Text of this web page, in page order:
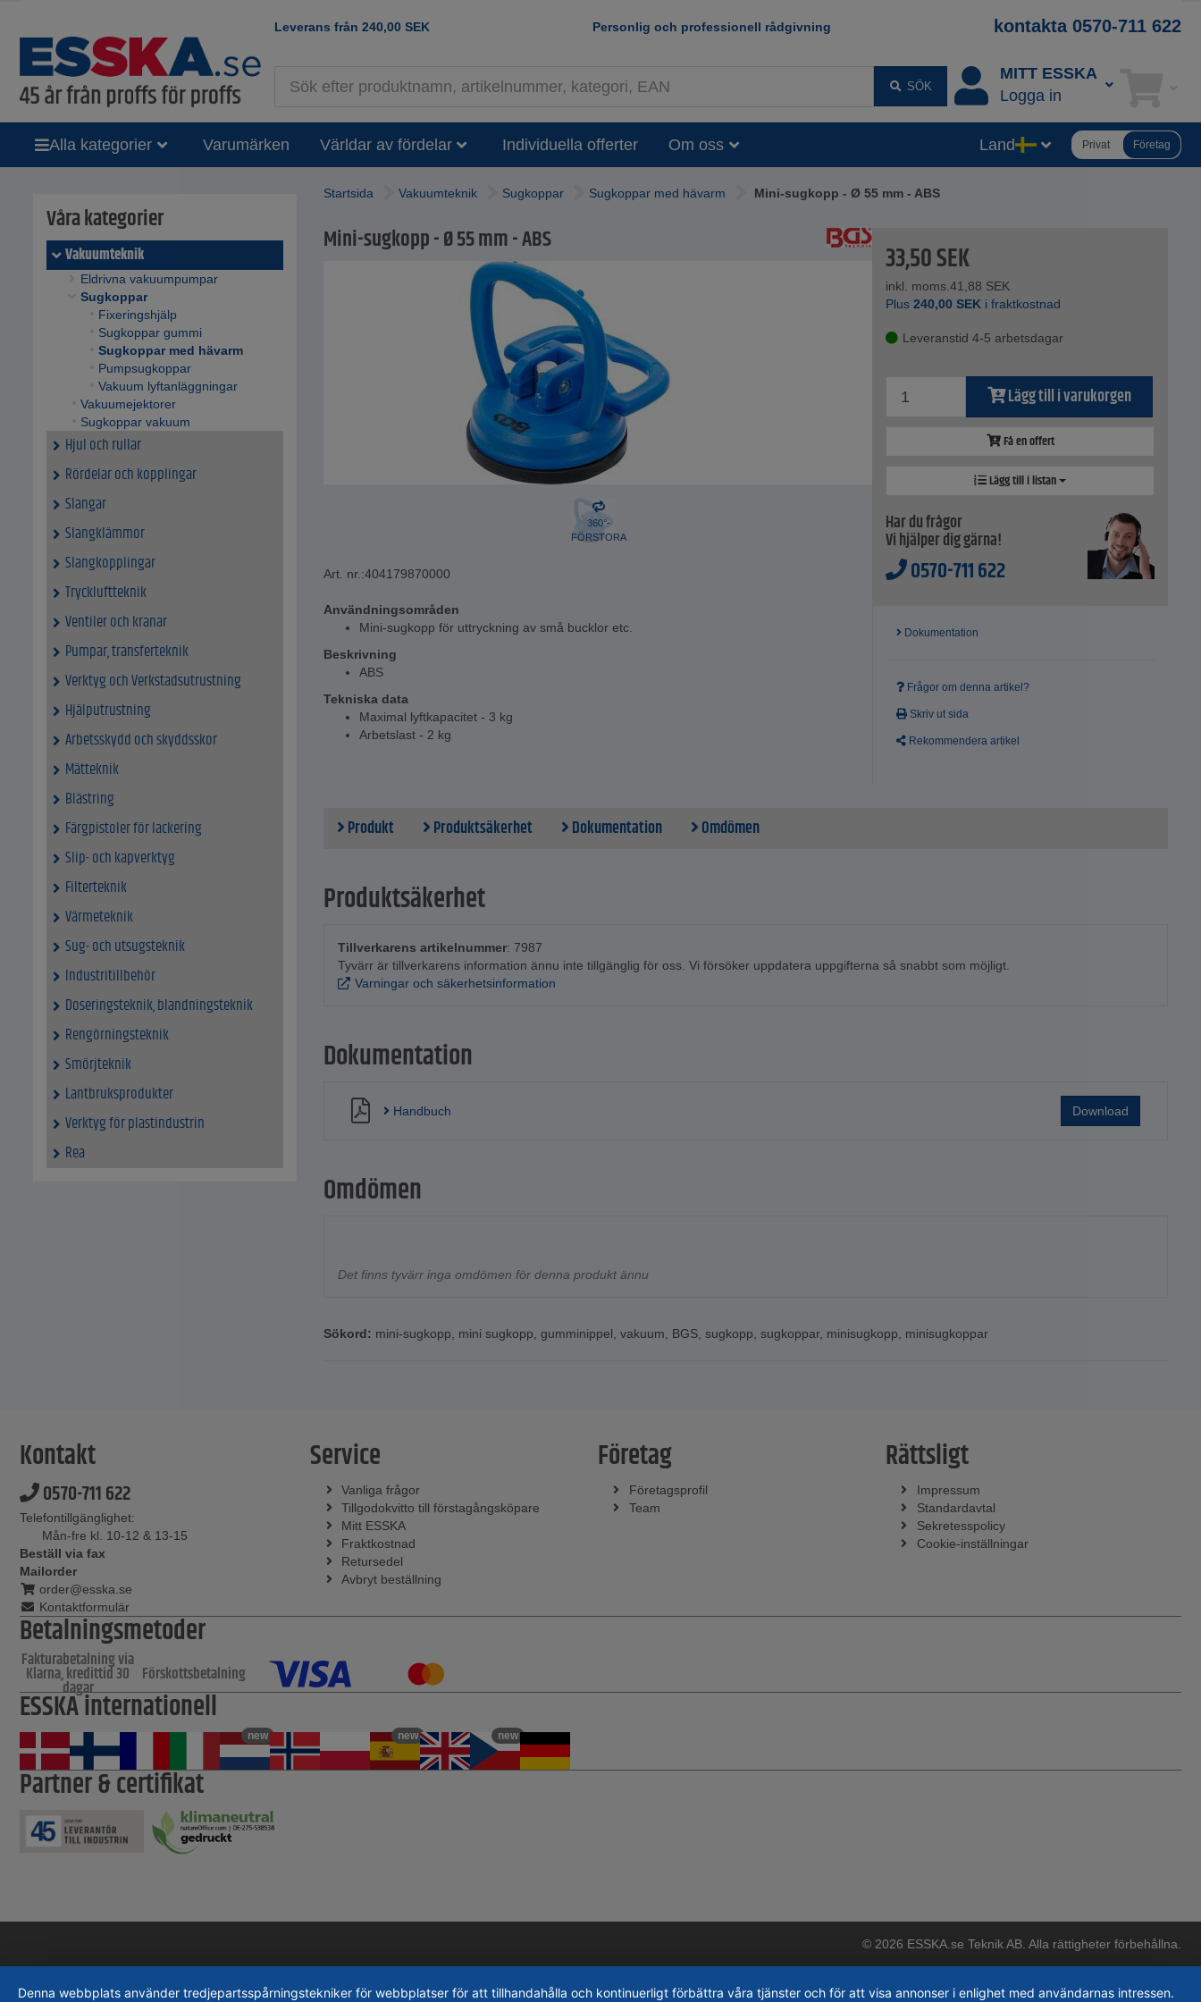
Leverans från 240,00 SEK Personlig och professionell rådgivning kontakta 0570-711 622
SÖK
MITT ESSKA
Logga in
Alla kategorier Varumärken Världar av fördelar Individuella offerter Om oss Land Privat Företag
Våra kategorier
Vakuumteknik
Eldrivna vakuumpumpar
Sugkoppar
Fixeringshjälp
Sugkoppar gummi
Sugkoppar med hävarm
Pumpsugkoppar
Vakuum lyftanläggningar
Vakuumejektorer
Sugkoppar vakuum
Hjul och rullar
Rördelar och kopplingar
Slangar
Slangklämmor
Slangkopplingar
Tryckluftteknik
Ventiler och kranar
Pumpar, transferteknik
Verktyg och Verkstadsutrustning
Hjälputrustning
Arbetsskydd och skyddsskor
Mätteknik
Blästring
Färgpistoler för lackering
Slip- och kapverktyg
Filterteknik
Värmeteknik
Sug- och utsugsteknik
Industritillbehör
Doseringsteknik, blandningsteknik
Rengörningsteknik
Smörjteknik
Lantbruksprodukter
Verktyg för plastindustrin
Rea
Startsida Vakuumteknik Sugkoppar Sugkoppar med hävarm Mini-sugkopp - Ø 55 mm - ABS
Mini-sugkopp - Ø 55 mm - ABS
360°-
FÖRSTORA
Art. nr.:404179870000
Användningsområden
Mini-sugkopp för uttryckning av små bucklor etc.
Beskrivning
ABS
Tekniska data
Maximal lyftkapacitet - 3 kg
Arbetslast - 2 kg
33,50SEK
inkl. moms.41,88 SEK
Plus240,00 SEK i fraktkostnad
Leveranstid 4-5 arbetsdagar
Lägg till i varukorgen
Få en offert
Lägg till i listan
Har du frågor
Vi hjälper dig gärna!
0570-711 622
Dokumentation
Frågor om denna artikel?
Skriv ut sida
Rekommendera artikel
Produkt Produktsäkerhet Dokumentation Omdömen
Produktsäkerhet
Tillverkarens artikelnummer: 7987
Tyvärr är tillverkarens information ännu inte tillgänglig för oss. Vi försöker uppdatera uppgifterna så snabbt som möjligt.
Varningar och säkerhetsinformation
Dokumentation
Handbuch Download
Omdömen
Det finns tyvärr inga omdömen för denna produkt ännu
Sökord: mini-sugkopp, mini sugkopp, gumminippel, vakuum, BGS, sugkopp, sugkoppar, minisugkopp, minisugkoppar
Kontakt
0570-711 622
Telefontillgänglighet:
Mån-fre kl. 10-12 & 13-15
Beställ via fax
Mailorder
order@esska.se
Kontaktformulär
Service
Vanliga frågor
Tillgodokvitto till förstagångsköpare
Mitt ESSKA
Fraktkostnad
Retursedel
Avbryt beställning
Företag
Företagsprofil
Team
Rättsligt
Impressum
Standardavtal
Sekretesspolicy
Cookie-inställningar
Betalningsmetoder
Fakturabetalning via
Klarna, kredittid 30
dagar
Förskottsbetalning
ESSKA internationell
new new new
Partner & certifikat
© 2026 ESSKA.se Teknik AB. Alla rättigheter förbehållna.
Denna webbplats använder tredjepartsspårningstekniker för webbplatser för att tillhandahålla och kontinuerligt förbättra våra tjänster och för att visa annonser i enlighet med användarnas intressen.